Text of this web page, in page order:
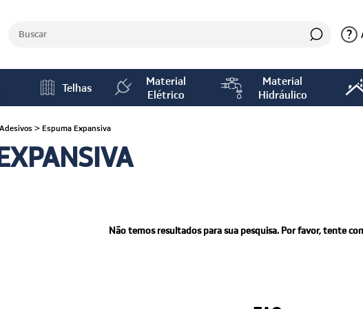
?
Telhas
Material
Elétrico
Material
Hidráulico
> Espuma Expansiva
Não temos resultados para sua pesquisa. Por favor, tente